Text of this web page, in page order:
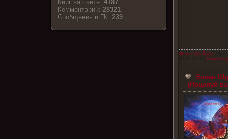
Книг на сайте:4187
Комментарии:28321
Cообщения в ГК:239
Эллен Шрайбер
Эллен
(Поцелуй